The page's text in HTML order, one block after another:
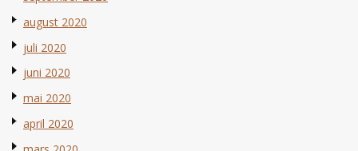
august 2020
juli 2020
juni 2020
mai 2020
april 2020